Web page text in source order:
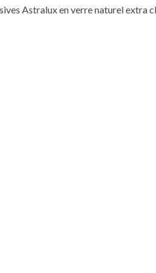
Astralux en verre naturel extra